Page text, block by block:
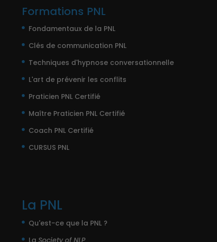
Formations PNL
Fondamentaux de la PNL
Clés de communication PNL
Techniques d'hypnose conversationnelle
L'art de prévenir les conflits
Praticien PNL Certifié
Maître Praticien PNL Certifié
Coach PNL Certifié
CURSUS PNL
La PNL
Qu'est-ce que la PNL ?